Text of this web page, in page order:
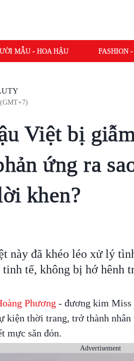
MẪU - HOA HẬU FASHION
Việt bị
ứng ra
khen?
này đã khéo léo xử lý
tinh tế, không bị hớ hênh
Phương - đương kim Miss
kiện thời trang, trở thành
mực săn đón.
Advertisement